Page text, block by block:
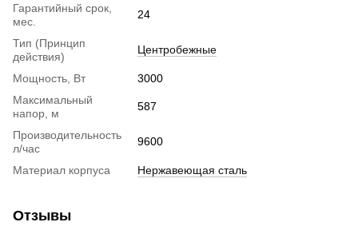
Гарантийный срок,
мес.
24
Тип (Принцип
действия)
Центробежные
Мощность, Вт
3000
Максимальный
напор, м
587
Производительность
л/час
9600
Материал корпуса Нержавеющая сталь
Отзывы